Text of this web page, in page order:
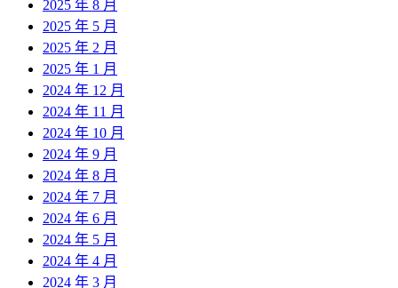
2025 年 8 月
2025 年 5 月
2025 年 2 月
2025 年 1 月
2024 年 12 月
2024 年 11 月
2024 年 10 月
2024 年 9 月
2024 年 8 月
2024 年 7 月
2024 年 6 月
2024 年 5 月
2024 年 4 月
2024 年 3 月